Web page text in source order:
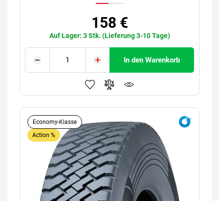
158 €
Auf Lager: 3 Stk. (Lieferung 3-10 Tage)
In den Warenkorb
Economy-Klasse
Action %